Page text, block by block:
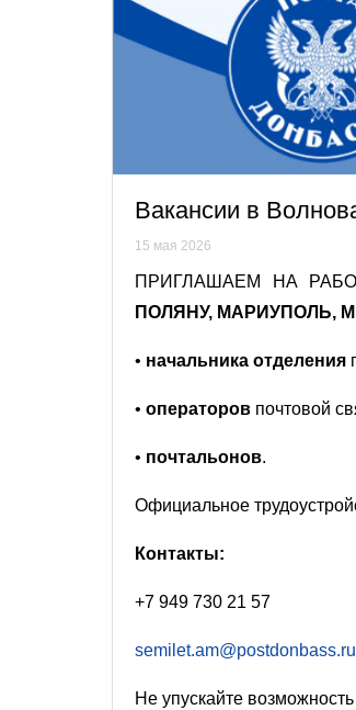
Вакансии в
15 мая 2026
ПРИГЛАШАЕМ НА
ПОЛЯНУ, МАРИУПОЛЬ,
• начальника отделения
• операторов почтовой
• почтальонов.
Официальное
Контакты:
+7 949 730 21 57
semilet.am@postdonbass.ru
Не упускайте